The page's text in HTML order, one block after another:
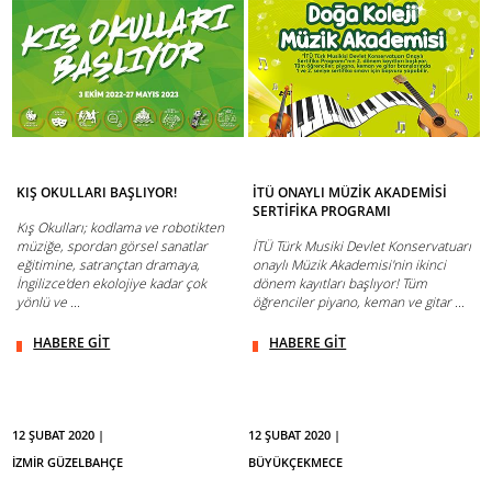
KIŞ OKULLARI BAŞLIYOR!
Kış Okulları; kodlama ve robotikten
müziğe, spordan görsel sanatlar
eğitimine, satrançtan dramaya,
İngilizce'den ekolojiye kadar çok
yönlü ve ...
HABERE GİT
İTÜ ONAYLI MÜZİK AKADEMİSİ
SERTİFİKA PROGRAMI
İTÜ Türk Musiki Devlet Konservatuarı
onaylı Müzik Akademisi'nin ikinci
dönem kayıtları başlıyor! Tüm
öğrenciler piyano, keman ve gitar ...
HABERE GİT
12 ŞUBAT 2020 |
İZMİR GÜZELBAHÇE
12 ŞUBAT 2020 |
BÜYÜKÇEKMECE